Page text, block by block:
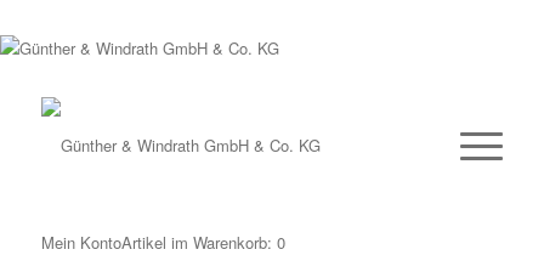
Mein KontoArtikel im Warenkorb: 0